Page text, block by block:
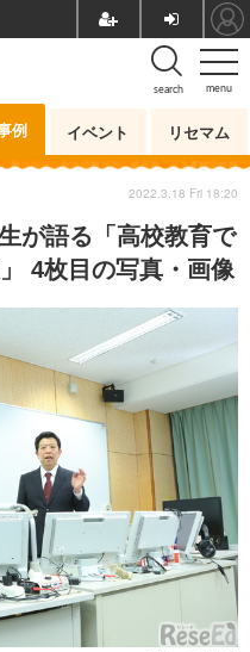
menu
search
例 イベント リセマム
が語る「高校教育で
4枚目の写真・画像
2022.3.18 Fri 18:20